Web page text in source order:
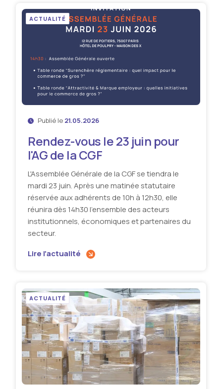
ACTUALITÉ
Publié le 21.05.2026
Rendez-vous le 23 juin pour
l'AG de la CGF
L'Assemblée Générale de la CGF se tiendra le
mardi 23 juin. Après une matinée statutaire
réservée aux adhérents de 10h à 12h30, elle
réunira dès 14h30 l’ensemble des acteurs
institutionnels, économiques et partenaires du
secteur.
Lire l'actualité
ACTUALITÉ